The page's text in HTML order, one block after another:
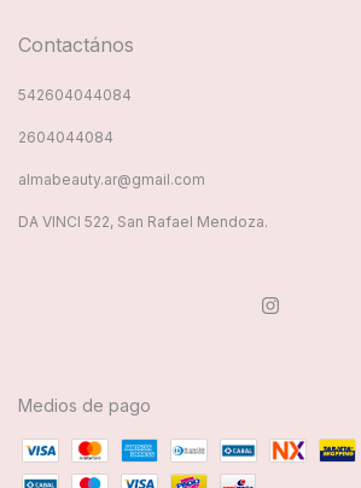
Contactános
542604044084
2604044084
almabeauty.ar@gmail.com
DA VINCI 522, San Rafael Mendoza.
Medios de pago